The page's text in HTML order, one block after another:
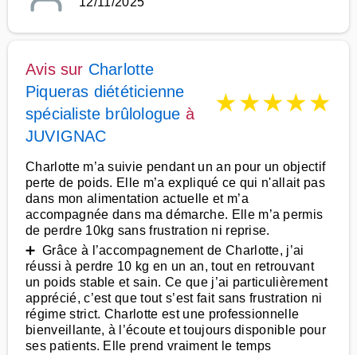
Avis sur Charlotte
Piqueras diététicienne
spécialiste brûlologue à
JUVIGNAC
★★★★★
Charlotte m’a suivie pendant un an pour un objectif
perte de poids. Elle m’a expliqué ce qui n'allait pas
dans mon alimentation actuelle et m’a
accompagnée dans ma démarche. Elle m’a permis
de perdre 10kg sans frustration ni reprise.
➕ Grâce à l’accompagnement de Charlotte, j’ai
réussi à perdre 10 kg en un an, tout en retrouvant
un poids stable et sain. Ce que j’ai particulièrement
apprécié, c’est que tout s’est fait sans frustration ni
régime strict. Charlotte est une professionnelle
bienveillante, à l’écoute et toujours disponible pour
ses patients. Elle prend vraiment le temps